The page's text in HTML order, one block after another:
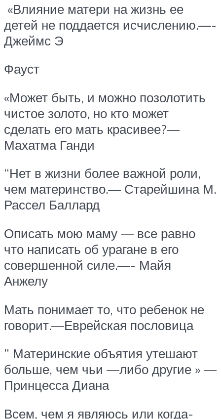
«Влияние матери на жизнь ее
детей не поддается исчислению.—-
Джеймс Э
Фауст
«Может быть, и можно позолотить
чистое золото, но кто может
сделать его мать красивее?—
Махатма Ганди
“Нет в жизни более важной роли,
чем материнство.— Старейшина М.
Рассел Баллард
Описать мою маму — все равно
что написать об урагане в его
совершенной силе.—- Майя
Анжелу
Мать понимает то, что ребенок не
говорит.—Еврейская пословица
” Материнские объятия утешают
больше, чем чьи —либо другие » —
Принцесса Диана
Всем, чем я являюсь или когда-